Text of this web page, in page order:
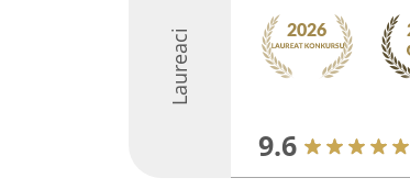
Laureaci
9.6